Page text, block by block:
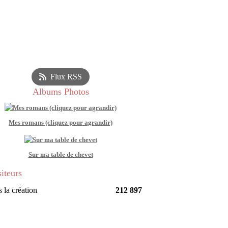
Flux RSS
Albums Photos
Mes romans (cliquez pour agrandir)
Sur ma table de chevet
la création 212 897